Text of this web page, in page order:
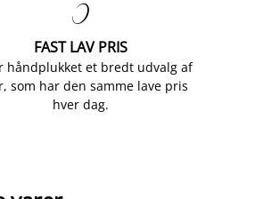

FAST LAV PRIS
håndplukket et bredt udvalg af
som har den samme lave pris
hver dag.